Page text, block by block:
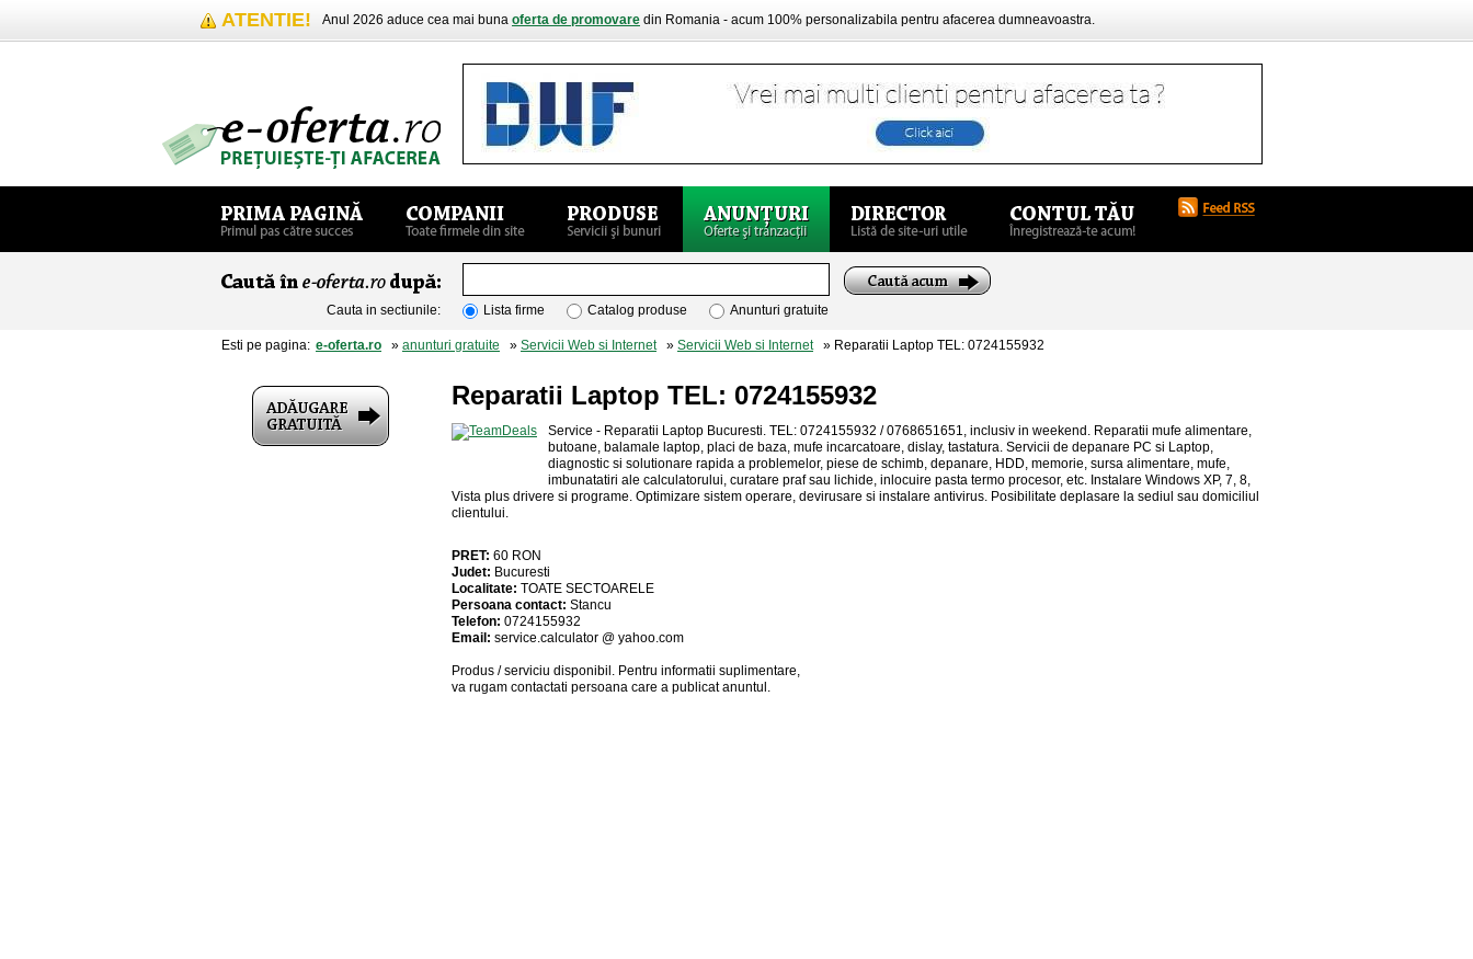
ATENTIE! Anul 2026 aduce cea mai buna oferta de promovare din Romania - acum 100% personalizabila pentru afacerea dumneavoastra.
Cauta in sectiunile: Lista firme Catalog produse Anunturi gratuite
Esti pe pagina: e-oferta.ro » anunturi gratuite » Servicii Web si Internet» Servicii Web si Internet» Reparatii Laptop TEL: 0724155932
Reparatii Laptop TEL: 0724155932
Service - Reparatii Laptop Bucuresti. TEL: 0724155932 / 0768651651, inclusiv in weekend. Reparatii mufe alimentare,
butoane, balamale laptop, placi de baza, mufe incarcatoare, dislay, tastatura. Servicii de depanare PC si Laptop,
diagnostic si solutionare rapida a problemelor, piese de schimb, depanare, HDD, memorie, sursa alimentare, mufe,
imbunatatiri ale calculatorului, curatare praf sau lichide, inlocuire pasta termo procesor, etc. Instalare Windows XP, 7, 8,
Vista plus drivere si programe. Optimizare sistem operare, devirusare si instalare antivirus. Posibilitate deplasare la sediul sau domiciliul
clientului.
PRET: 60 RON
Judet: Bucuresti
Localitate: TOATE SECTOARELE
Persoana contact: Stancu
Telefon: 0724155932
Email: service.calculator @ yahoo.com
Produs / serviciu disponibil . Pentru informatii suplimentare,
va rugam contactati persoana care a publicat anuntul.